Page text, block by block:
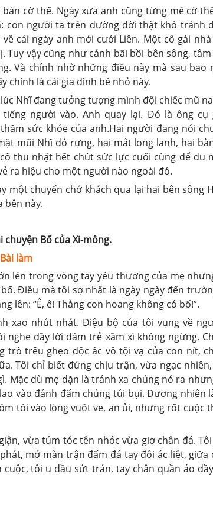
cờ thế. Ngày xưa anh cũng từng mê cờ
con người ta trên đường đời thật khó tránh
cái ngày anh mới cưới Liên. Một cô gái
vậy cũng như cánh bãi bồi bên sông,
Và chính nhờ những điều này mà sau bao
chính là cái gia đình bé nhỏ này.
Nhĩ đang tưởng tượng mình đội chiếc mũ
người vào. Anh quay lại. Đó là ông cụ
sức khỏe của anh.Hai người đang nói
mũi Nhĩ đỏ rựng, hai mắt long lanh, hai
thu nhặt hết chút sức lực cuối cùng để đu
ra hiệu cho một người nào ngoài đó.
chuyến chở khách qua lại hai bên sông
bên này.
Bố của Xi-mông.
Bài làm
lên trong vòng tay yêu thương của mẹ
Điều mà tôi sợ nhất là ngày ngày đến
lên: “Ê, ê! Thằng con hoang không có bố!”.
xao nhút nhát. Điệu bộ của tôi vụng về
đầy lời đám trẻ xầm xì không ngừng.
trò trêu ghẹo độc ác vô tội vạ của con nít,
Tôi chỉ biết đứng chịu trận, vừa ngạc
Mặc dù mẹ dặn là tránh xa chúng nó ra
vào đánh đấm chúng túi bụi. Đương nhiên
tôi vào lòng vuốt ve, an ủi, nhưng rốt cuộc
vừa túm tóc tên nhóc vừa giơ chân đá.
mở màn trận đấm đá tay đôi ác liệt, giữa
tôi u đầu sứt trán, tay chân quần áo